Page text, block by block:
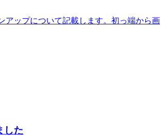
アップについて記載します。初っ端から画
した